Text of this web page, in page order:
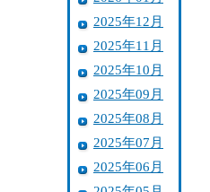
2025年12月
2025年11月
2025年10月
2025年09月
2025年08月
2025年07月
2025年06月